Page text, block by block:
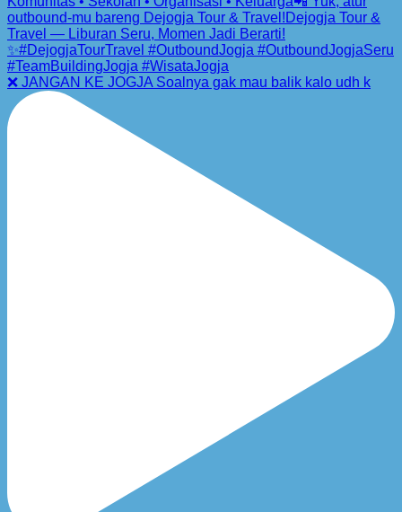
❌ JANGAN KE JOGJA Soalnya gak mau balik kalo udh k